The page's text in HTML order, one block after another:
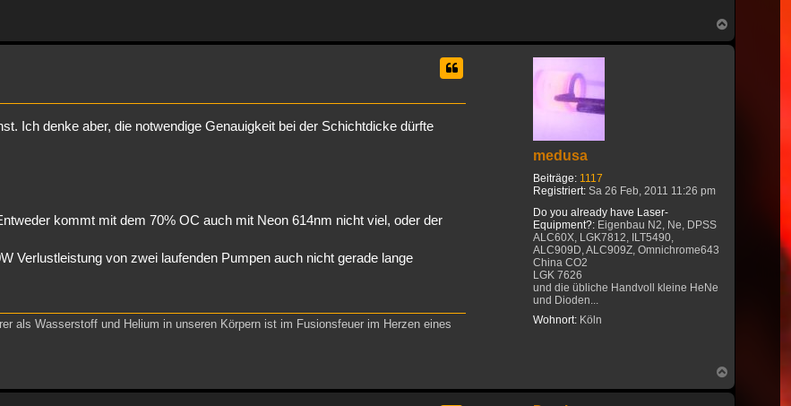
oben
medusa
Beiträge: 1117
Registriert: Sa 26 Feb, 2011 11:26 pm
Do you already have Laser-
Equipment?: Eigenbau N2, Ne, DPSS
ALC60X, LGK7812, ILT5490,
ALC909D, ALC909Z, Omnichrome643
China CO2
LGK 7626
und die übliche Handvoll kleine HeNe
und Dioden...
Wohnort: Köln
Ich denke aber, die notwendige Genauigkeit bei der Schichtdicke dürfte
kommt mit dem 70% OC auch mit Neon 614nm nicht viel, oder der
Verlustleistung von zwei laufenden Pumpen auch nicht gerade lange
als Wasserstoff und Helium in unseren Körpern ist im Fusionsfeuer im Herzen eines
oben